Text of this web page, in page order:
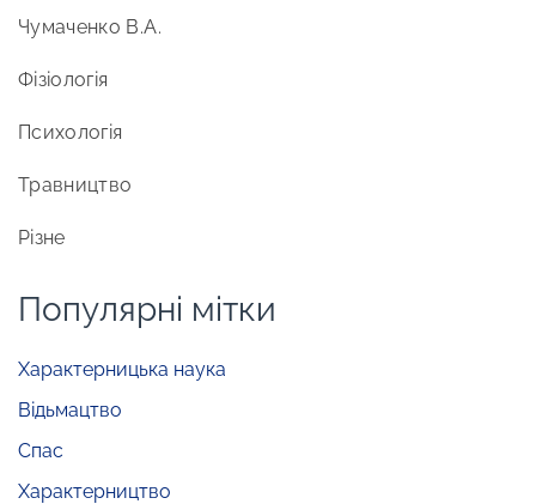
Чумаченко В.А.
Фізіологія
Психологія
Травництво
Різне
Популярні мітки
Характерницька наука
Відьмацтво
Спас
Характерництво